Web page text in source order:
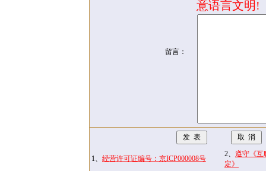
留言：
意语言文明!
1、 经营许可证编号：京ICP000008号
2、 遵守《互
定》